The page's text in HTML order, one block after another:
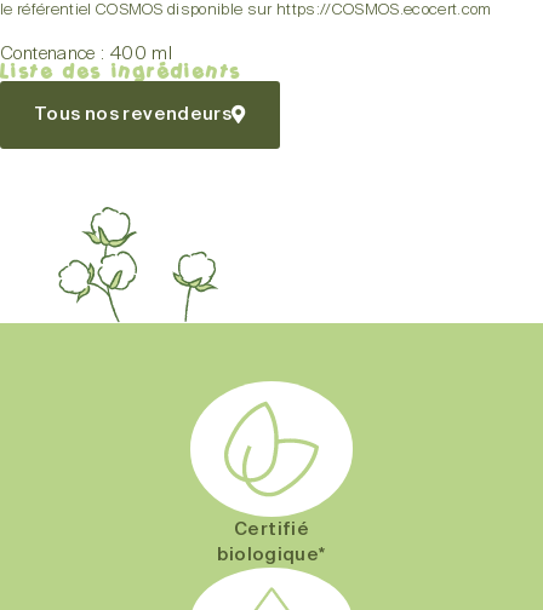
le référentiel COSMOS disponible sur https://COSMOS.ecocert.com
Contenance : 400 ml
Liste des ingrédients
Tous nos revendeurs
Certifié
biologique*